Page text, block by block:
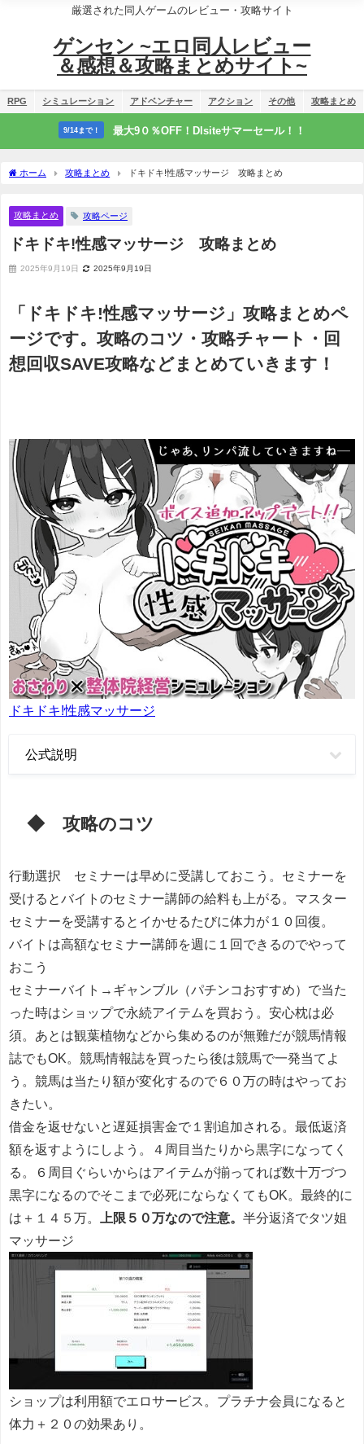
厳選された同人ゲームのレビュー・攻略サイト
ゲンセン ~エロ同人レビュー
＆感想＆攻略まとめサイト~
RPG シミュレーション アドベンチャー アクション その他 攻略まとめ
9/14まで！ 最大9０％OFF！Dlsiteサマーセール！！
ホーム 攻略まとめ ドキドキ!性感マッサージ 攻略まとめ
攻略まとめ 攻略ページ
ドキドキ!性感マッサージ 攻略まとめ
2025年9月19日 2025年9月19日
「ドキドキ!性感マッサージ」攻略まとめペ
ージです。攻略のコツ・攻略チャート・回
想回収SAVE攻略などまとめていきます！
ドキドキ!性感マッサージ
公式説明
◆ 攻略のコツ
行動選択 セミナーは早めに受講しておこう。セミナーを
受けるとバイトのセミナー講師の給料も上がる。マスター
セミナーを受講するとイかせるたびに体力が１０回復。
バイトは高額なセミナー講師を週に１回できるのでやって
おこう
セミナーバイト→ギャンブル（パチンコおすすめ）で当た
った時はショップで永続アイテムを買おう。安心枕は必
須。あとは観葉植物などから集めるのが無難だが競馬情報
誌でもOK。競馬情報誌を買ったら後は競馬で一発当てよ
う。競馬は当たり額が変化するので６０万の時はやってお
きたい。
借金を返せないと遅延損害金で１割追加される。最低返済
額を返すようにしよう。４周目当たりから黒字になってく
る。６周目ぐらいからはアイテムが揃ってれば数十万づつ
黒字になるのでそこまで必死にならなくてもOK。最終的に
は＋１４５万。
上限５０万なので注意。 半分返済でタツ姐
マッサージ
ショップは利用額でエロサービス。プラチナ会員になると
体力＋２０の効果あり。